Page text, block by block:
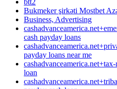
Bukmeker şirkəti Mostbet
Business, Advertising
cash payday loans
payday loans near me
loan